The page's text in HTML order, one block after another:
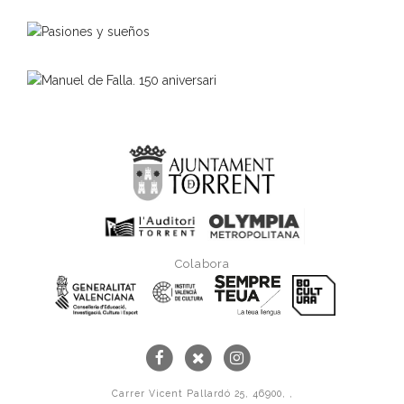
Colabora
Carrer Vicent Pallardó 25, 46900, ,